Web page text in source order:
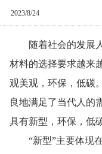
2023/8/24
随着社会的发展人
材料的选择要求越来
观美观，环保，低碳
良地满足了当代人的
具有新型，环保，低
“新型”主要体现在